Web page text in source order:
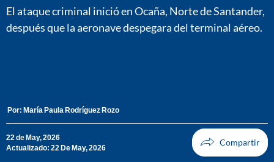
El ataque criminal inició en Ocaña, Norte de Santander,
después que la aeronave despegara del terminal aéreo.
Por: María Paula Rodríguez Rozo
22 de May, 2026
Actualizado: 22 De May, 2026